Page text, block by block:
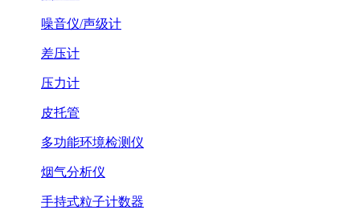
噪音仪/声级计
差压计
压力计
皮托管
多功能环境检测仪
烟气分析仪
手持式粒子计数器